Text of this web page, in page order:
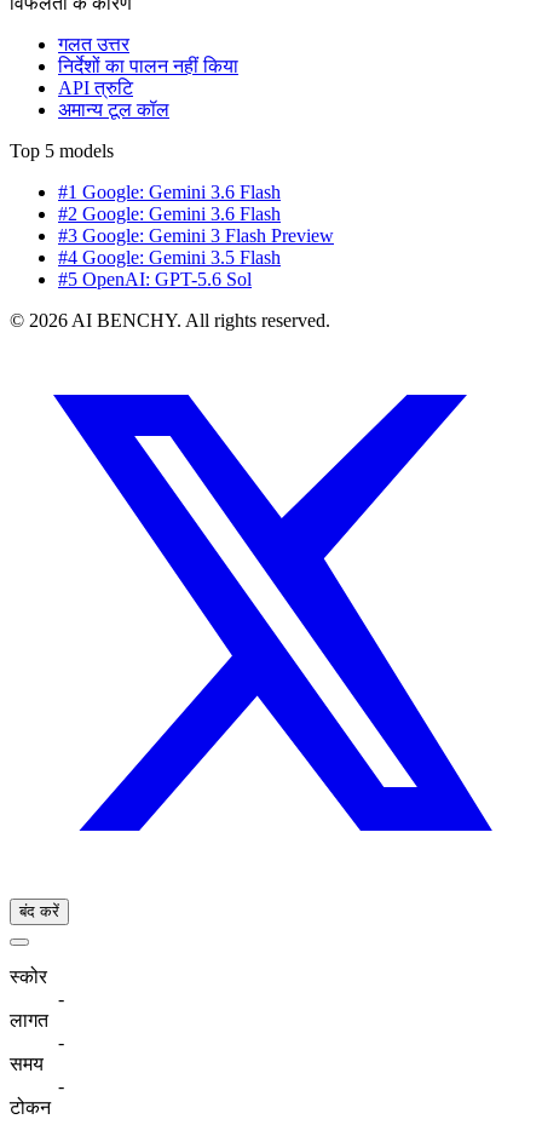
गलत उत्तर
निर्देशों का पालन नहीं किया
API त्रुटि
अमान्य टूल कॉल
Top 5 models
#1 Google: Gemini 3.6 Flash
#2 Google: Gemini 3.6 Flash
#3 Google: Gemini 3 Flash Preview
#4 Google: Gemini 3.5 Flash
#5 OpenAI: GPT-5.6 Sol
© 2026 AI BENCHY. All rights reserved.
बंद करें
स्कोर
-
लागत
-
समय
-
टोकन